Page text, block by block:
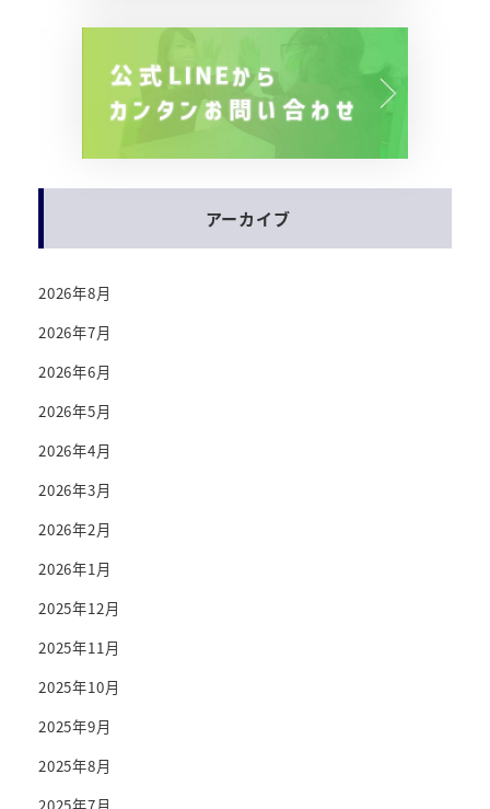
アーカイブ
2026年8月
2026年7月
2026年6月
2026年5月
2026年4月
2026年3月
2026年2月
2026年1月
2025年12月
2025年11月
2025年10月
2025年9月
2025年8月
2025年7月